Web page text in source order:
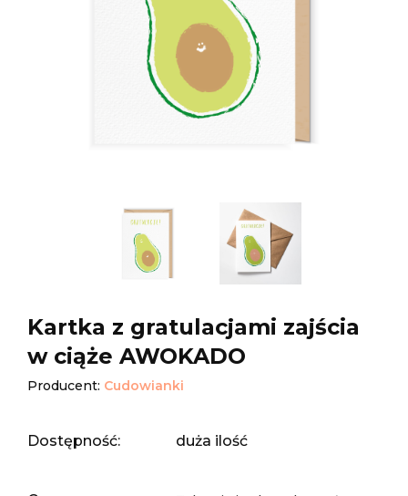
Kartka z gratulacjami zajścia
w ciąże AWOKADO
Producent: Cudowianki
Dostępność: duża ilość